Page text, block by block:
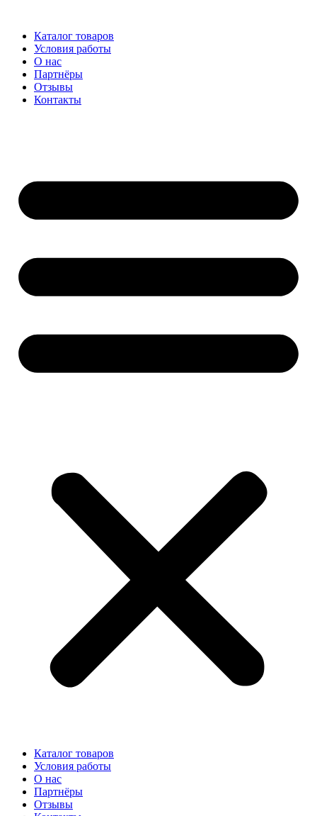
содержимому
Каталог товаров
Условия работы
О нас
Партнёры
Отзывы
Контакты
Каталог товаров
Условия работы
О нас
Партнёры
Отзывы